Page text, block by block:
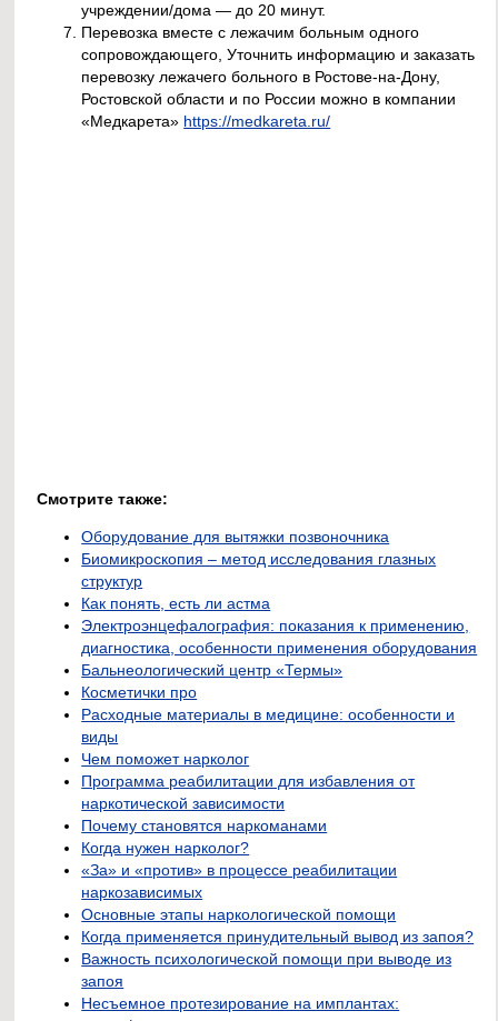
учреждении/дома — до 20 минут.
Перевозка вместе с лежачим больным одного
сопровождающего, Уточнить информацию и заказать
перевозку лежачего больного в Ростове-на-Дону,
Ростовской области и по России можно в компании
«Медкарета» https://medkareta.ru/
Смотрите также:
Оборудование для вытяжки позвоночника
Биомикроскопия – метод исследования глазных
структур
Как понять, есть ли астма
Электроэнцефалография: показания к применению,
диагностика, особенности применения оборудования
Бальнеологический центр «Термы»
Косметички про
Расходные материалы в медицине: особенности и
виды
Чем поможет нарколог
Программа реабилитации для избавления от
наркотической зависимости
Почему становятся наркоманами
Когда нужен нарколог?
«За» и «против» в процессе реабилитации
наркозависимых
Основные этапы наркологической помощи
Когда применяется принудительный вывод из запоя?
Важность психологической помощи при выводе из
запоя
Несъемное протезирование на имплантах: